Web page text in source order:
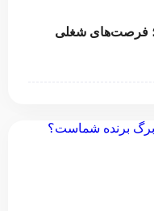
مورد نیاز در رومانی ۲۰۲۶؛ فرصت‌های شغلی